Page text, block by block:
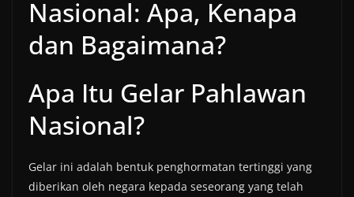
Nasional: Apa, Kenapa
dan Bagaimana?
Apa Itu Gelar Pahlawan
Nasional?
Gelar ini adalah bentuk penghormatan tertinggi yang
diberikan oleh negara kepada seseorang yang telah